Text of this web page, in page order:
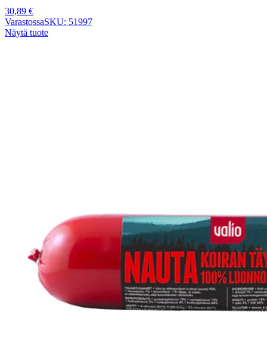
30,89 €
VarastossaSKU: 51997
Näytä tuote